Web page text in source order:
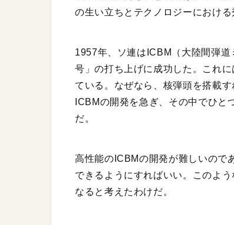
の生い立ちとテクノロジーにおける
1957年、ソ連はICBM（大陸間弾
号」の打ち上げに成功した。これ
ている。なぜなら、核弾頭を搭載
ICBMの開発を急ぎ、その中でひ
だ。
高性能のICBMの開発が難しいので
できるようにすればいい。このよ
なると考えたわけだ。